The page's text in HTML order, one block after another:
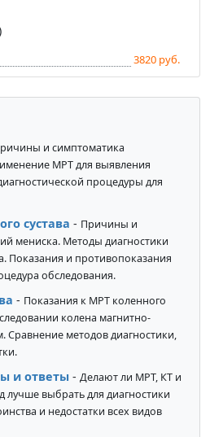
3820 руб.
и симптоматика
МРТ для выявления
процедуры для
сустава - Причины и
мениска. Методы диагностики
Показания и противопоказания
обследования.
- Показания к МРТ коленного
колена магнитно-
методов диагностики,
и ответы - Делают ли МРТ, КТ и
лучше выбрать для диагностики
и недостатки всех видов